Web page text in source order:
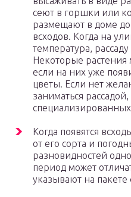
сеют в горшки или
размещают в доме
всходов. Когда на
температура,
Некоторые
если на них уже
цветы. Если нет
заниматься
Когда появятся
от его сорта и
разновидностей
период может
указывают на пакете